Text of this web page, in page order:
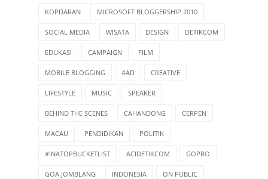
KOPDARAN MICROSOFT BLOGGERSHIP 2010
SOCIAL MEDIA WISATA DESIGN DETIKCOM
EDUKASI CAMPAIGN FILM
MOBILE BLOGGING #AD CREATIVE
LIFESTYLE MUSIC SPEAKER
BEHIND THE SCENES CAHANDONG CERPEN
MACAU PENDIDIKAN POLITIK
#INATOPBUCKETLIST ACIDETIKCOM GOPRO
GOA JOMBLANG INDONESIA ON PUBLIC